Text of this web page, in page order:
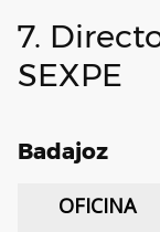
7.
SEXPE
Badajoz
OFICINA